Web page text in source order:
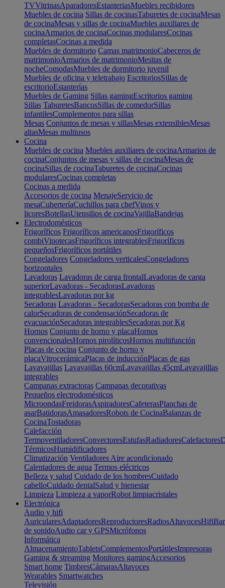
TVVitrinasAparadoresEstanteriasMuebles recibidores
Muebles de cocina Sillas de cocinasTaburetes de cocinaMesas
de cocinaMesas y sillas de cocinaMuebles auxiliares de
cocinaArmarios de cocinaCocinas modularesCocinas
completasCocinas a medida
Muebles de dormitorio Camas matrimonioCabeceros de
matrimonioArmarios de matrimonioMesitas de
nocheComodasMuebles de dormitorio juvenil
Muebles de oficina y teletrabajo EscritoriosSillas de
escritorioEstanterías
Muebles de Gaming Sillas gamingEscritorios gaming
Sillas TaburetesBancosSillas de comedorSillas
infantilesComplementos para sillas
Mesas Conjuntos de mesas y sillasMesas extensiblesMesas
altasMesas multiusos
Cocina
Muebles de cocina Muebles auxiliares de cocinaArmarios de
cocinaConjuntos de mesas y sillas de cocinaMesas de
cocinaSillas de cocinaTaburetes de cocinaCocinas
modularesCocinas completas
Cocinas a medida
Accesorios de cocina MenajeServicio de
mesaCuberteríaCuchillos para chefVinos y
licoresBotellasUtensilios de cocinaVajillaBandejas
Electrodomésticos
Frigoríficos Frigoríficos americanosFrigoríficos
combiVinotecasFrigoríficos integrablesFrigoríficos
pequeñosFrigoríficos portátiles
Congeladores Congeladores verticalesCongeladores
horizontales
Lavadoras Lavadoras de carga frontalLavadoras de carga
superiorLavadoras - SecadorasLavadoras
integrablesLavadoras por kg
Secadoras Lavadoras - SecadorasSecadoras con bomba de
calorSecadoras de condensaciónSecadoras de
evacuaciónSecadoras integrablesSecadoras por Kg
Hornos Conjunto de horno y placaHornos
convencionalesHornos pirolíticosHornos multifunción
Placas de cocina Conjunto de horno y
placaVitrocerámicaPlacas de inducciónPlacas de gas
Lavavajillas Lavavajillas 60cmLavavajillas 45cmLavavajillas
integrables
Campanas extractoras Campanas decorativas
Pequeños electrodomésticos
MicroondasFreidorasAspiradoresCafeterasPlanchas de
asarBatidorasAmasadoresRobots de CocinaBalanzas de
CocinaTostadoras
Calefacción
TermoventiladoresConvectoresEstufasRadiadoresCalefactores
TérmicosHumidificadores
Climatización Ventiladores Aire acondicionado
Calentadores de agua Termos eléctricos
Belleza y salud Cuidado de los hombresCuidado
cabelloCuidado dentalSalud y bienestar
Limpieza Limpieza a vaporRobot limpiacristales
Electrónica
Audio y hifi
AuricularesAdaptadoresReproductoresRadiosAltavocesHifi
de sonidoAudio car y GPSMicrófonos
Informática
AlmacenamientoTabletsComplementosPortátilesImpresoras
Gaming & streaming Monitores gamingAccesorios
Smart home TimbresCámarasAltavoces
Wearables Smartwatches
Televisión